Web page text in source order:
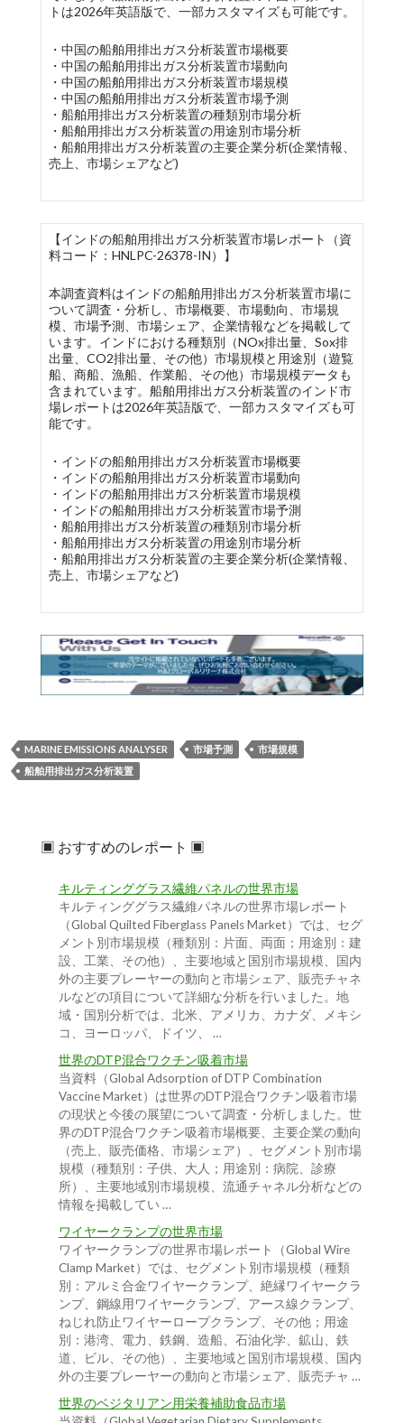
トは2026年英語版で、一部カスタマイズも可能です。
・中国の船舶用排出ガス分析装置市場概要
・中国の船舶用排出ガス分析装置市場動向
・中国の船舶用排出ガス分析装置市場規模
・中国の船舶用排出ガス分析装置市場予測
・船舶用排出ガス分析装置の種類別市場分析
・船舶用排出ガス分析装置の用途別市場分析
・船舶用排出ガス分析装置の主要企業分析(企業情報、
売上、市場シェアなど)
【インドの船舶用排出ガス分析装置市場レポート（資
料コード：HNLPC-26378-IN）】
本調査資料はインドの船舶用排出ガス分析装置市場に
ついて調査・分析し、市場概要、市場動向、市場規
模、市場予測、市場シェア、企業情報などを掲載して
います。インドにおける種類別（NOx排出量、Sox排
出量、CO2排出量、その他）市場規模と用途別（遊覧
船、商船、漁船、作業船、その他）市場規模データも
含まれています。船舶用排出ガス分析装置のインド市
場レポートは2026年英語版で、一部カスタマイズも可
能です。
・インドの船舶用排出ガス分析装置市場概要
・インドの船舶用排出ガス分析装置市場動向
・インドの船舶用排出ガス分析装置市場規模
・インドの船舶用排出ガス分析装置市場予測
・船舶用排出ガス分析装置の種類別市場分析
・船舶用排出ガス分析装置の用途別市場分析
・船舶用排出ガス分析装置の主要企業分析(企業情報、
売上、市場シェアなど)
MARINE EMISSIONS ANALYSER 市場予測
市場規模
船舶用排出ガス分析装置
▣ おすすめのレポート ▣
キルティンググラス繊維パネルの世界市場
キルティンググラス繊維パネルの世界市場レポート
（Global Quilted Fiberglass Panels Market）では、セグ
メント別市場規模（種類別：片面、両面；用途別：建
設、工業、その他）、主要地域と国別市場規模、国内
外の主要プレーヤーの動向と市場シェア、販売チャネ
ルなどの項目について詳細な分析を行いました。地
域・国別分析では、北米、アメリカ、カナダ、メキシ
コ、ヨーロッパ、ドイツ、 …
世界のDTP混合ワクチン吸着市場
当資料（Global Adsorption of DTP Combination
Vaccine Market）は世界のDTP混合ワクチン吸着市場
の現状と今後の展望について調査・分析しました。世
界のDTP混合ワクチン吸着市場概要、主要企業の動向
（売上、販売価格、市場シェア）、セグメント別市場
規模（種類別：子供、大人；用途別：病院、診療
所）、主要地域別市場規模、流通チャネル分析などの
情報を掲載してい …
ワイヤークランプの世界市場
ワイヤークランプの世界市場レポート（Global Wire
Clamp Market）では、セグメント別市場規模（種類
別：アルミ合金ワイヤークランプ、絶縁ワイヤークラ
ンプ、鋼線用ワイヤークランプ、アース線クランプ、
ねじれ防止ワイヤーロープクランプ、その他；用途
別：港湾、電力、鉄鋼、造船、石油化学、鉱山、鉄
道、ビル、その他）、主要地域と国別市場規模、国内
外の主要プレーヤーの動向と市場シェア、販売チャ …
世界のベジタリアン用栄養補助食品市場